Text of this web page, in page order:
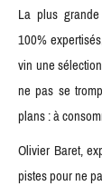
La plus
100%
vin une
ne pas se
plans : à
Olivier Baret,
pistes pour ne